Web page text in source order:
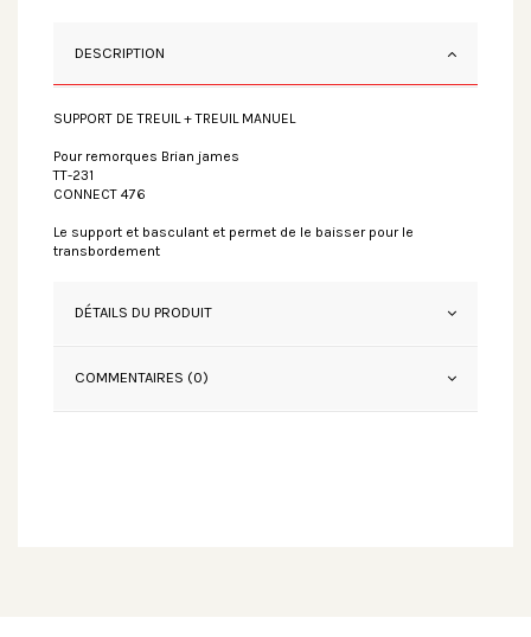
DESCRIPTION
SUPPORT DE TREUIL + TREUIL MANUEL
Pour remorques Brian james
TT-231
CONNECT 476
Le support et basculant et permet de le baisser pour le
transbordement
DÉTAILS DU PRODUIT
COMMENTAIRES (0)